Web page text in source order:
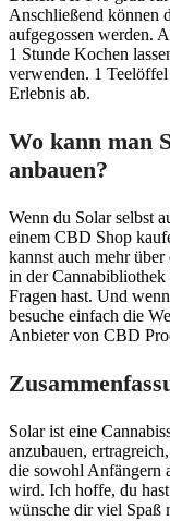
Anschließend können
aufgegossen werden.
1 Stunde Kochen
verwenden. 1
Erlebnis ab.
Wo kann man
anbauen?
Wenn du Solar selbst
einem CBD Shop
kannst auch mehr über
in der Cannabibliothek
Fragen hast. Und
besuche einfach die
Anbieter von CBD
Solar ist eine
anzubauen,
die sowohl Anfängern
wird. Ich hoffe, du
wünsche dir viel Spaß